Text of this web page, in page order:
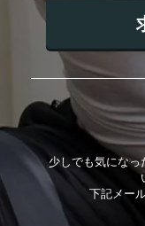
少しでも気になっ
下記メー